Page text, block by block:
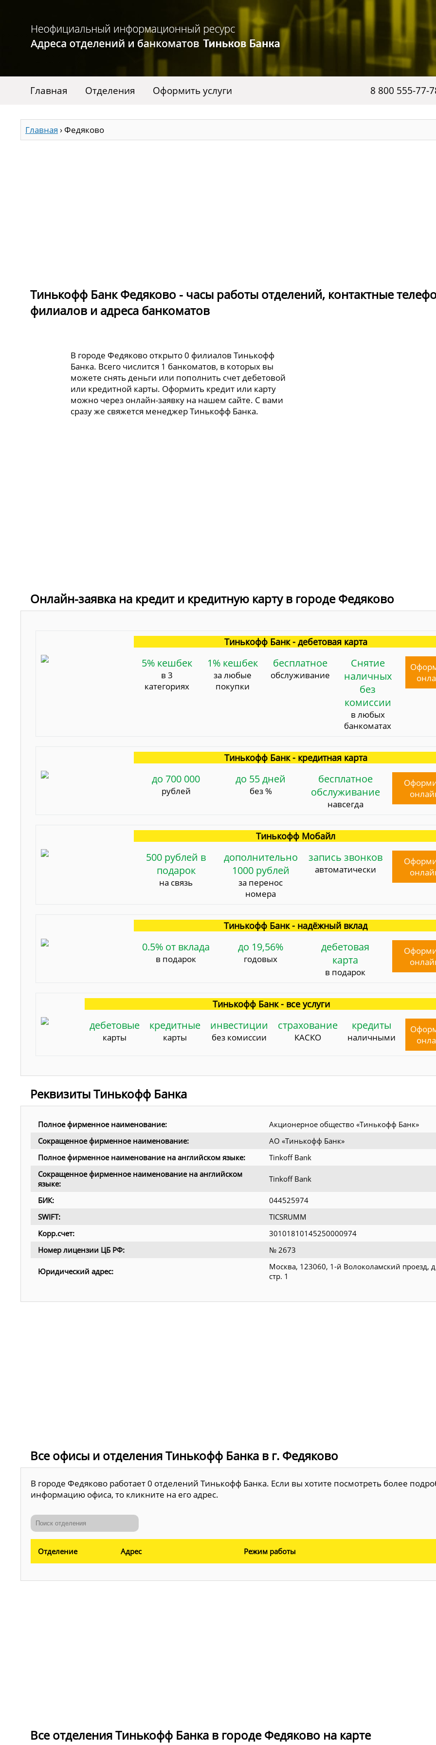
Главная Отделения Оформить услуги 8 800 555-77-
Главная ›Федяково
Тинькофф Банк Федяково - часы работы отделений, контактные
филиалов и адреса банкоматов
В городе Федяково открыто 0 филиалов Тинькофф
Банка. Всего числится 1 банкоматов, в которых вы
можете снять деньги или пополнить счет дебетовой
или кредитной карты. Оформить кредит или карту
можно через онлайн-заявку на нашем сайте. С вами
сразу же свяжется менеджер Тинькофф Банка.
Онлайн-заявка на кредит и кредитную карту в городе Федяково
Тинькофф Банк - дебетовая карта
5% кешбек
в 3
категориях
1% кешбек
за любые
покупки
бесплатное
обслуживание
Снятие
наличных
без
комиссии
в любых
банкоматах
Тинькофф Банк - кредитная карта
до 700 000
рублей
до 55 дней
без %
бесплатное
обслуживание
навсегда
Тинькофф Мобайл
500 рублей в
подарок
на связь
дополнительно
1000 рублей
за перенос
номера
запись звонков
автоматически
Тинькофф Банк - надёжный вклад
0.5% от вклада
в подарок
до 19,56%
годовых
дебетовая
карта
в подарок
Тинькофф Банк - все услуги
дебетовые
карты
кредитные
карты
инвестиции
без комиссии
страхование
КАСКО
кредиты
наличными
Реквизиты Тинькофф Банка
Полное фирменное наименование:
Акционерное общество «Тинькофф Банк»
Сокращенное фирменное наименование:
АО «Тинькофф Банк»
Полное фирменное наименование на английском языке:
Tinkoff Bank
Сокращенное фирменное наименование на английском
языке:
Tinkoff Bank
БИК:
044525974
SWIFT:
TICSRUMM
Корр.счет:
30101810145250000974
Номер лицензии ЦБ РФ:
№ 2673
Юридический адрес:
Москва, 123060, 1-й Волоколамский проезд,
стр. 1
Все офисы и отделения Тинькофф Банка в г. Федяково
В городе Федяково работает 0 отделений Тинькофф Банка. Если вы хотите посмотреть более
информацию офиса, то кликните на его адрес.
Отделение Адрес Режим работы
Все отделения Тинькофф Банка в городе Федяково на карте